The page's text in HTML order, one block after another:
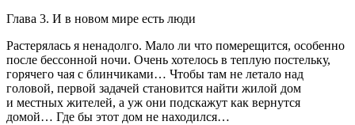
Глава 3. И в новом мире есть люди
Растерялась я ненадолго. Мало ли что померещится, особенно
после бессонной ночи. Очень хотелось в теплую постельку,
горячего чая с блинчиками… Чтобы там не летало над
головой, первой задачей становится найти жилой дом
и местных жителей, а уж они подскажут как вернутся
домой… Где бы этот дом не находился…